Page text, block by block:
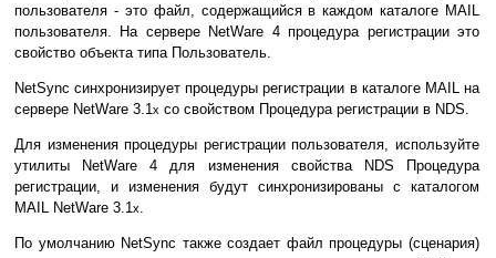
пользователя - это файл, содержащийся в каждом каталоге MAIL
пользователя. На сервере NetWare 4 процедура регистрации это
свойство объекта типа Пользователь.
NetSync синхронизирует процедуры регистрации в каталоге MAIL на
сервере NetWare 3.1x со свойством Процедура регистрации в NDS.
Для изменения процедуры регистрации пользователя, используйте
утилиты NetWare 4 для изменения свойства NDS Процедура
регистрации, и изменения будут синхронизированы с каталогом
MAIL NetWare 3.1x.
По умолчанию NetSync также создает файл процедуры (сценария)